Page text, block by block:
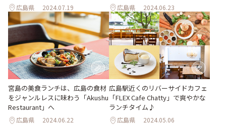
広島県 2024.07.19 広島県 2024.06.23
宮島の美食ランチは、広島の食材
をジャンルレスに味わう「Akushu
Restaurant」へ
広島県 2024.06.22
広島駅近くのリバーサイドカフェ
「FLEX Cafe Chatty」で爽やかな
ランチタイム♪
広島県 2024.05.06